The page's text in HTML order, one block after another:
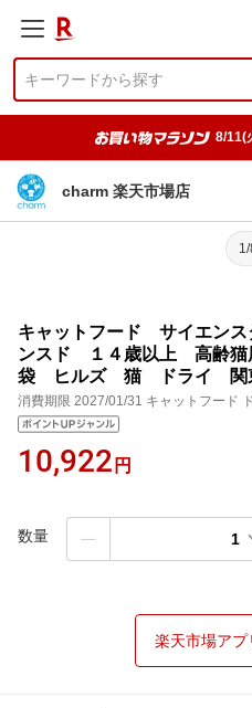
8/11(
charm 楽天市場店
1/
キャットフード サイエン
ンスド １４歳以上 高齢
袋 ヒルズ 猫 ドライ 関
消費期限 2027/01/31 キャットフード
10,922 円
数量 1
楽天市場アプ